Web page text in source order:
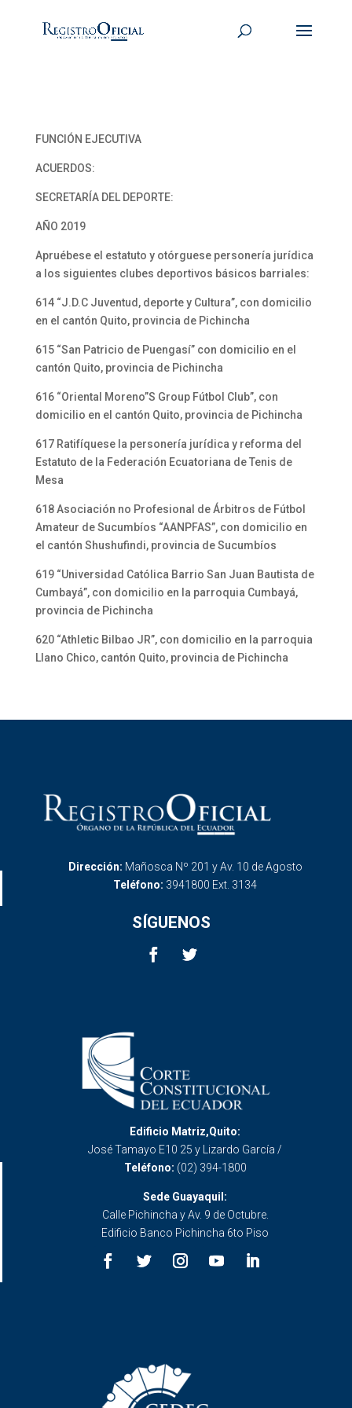
FUNCIÓN EJECUTIVA
ACUERDOS:
SECRETARÍA DEL DEPORTE:
AÑO 2019
Apruébese el estatuto y otórguese personería jurídica
a los siguientes clubes deportivos básicos barriales:
614 “J.D.C Juventud, deporte y Cultura”, con domicilio
en el cantón Quito, provincia de Pichincha
615 “San Patricio de Puengasí” con domicilio en el
cantón Quito, provincia de Pichincha
616 “Oriental Moreno”S Group Fútbol Club”, con
domicilio en el cantón Quito, provincia de Pichincha
617 Ratifíquese la personería jurídica y reforma del
Estatuto de la Federación Ecuatoriana de Tenis de
Mesa
618 Asociación no Profesional de Árbitros de Fútbol
Amateur de Sucumbíos “AANPFAS”, con domicilio en
el cantón Shushufindi, provincia de Sucumbíos
619 “Universidad Católica Barrio San Juan Bautista de
Cumbayá”, con domicilio en la parroquia Cumbayá,
provincia de Pichincha
620 “Athletic Bilbao JR”, con domicilio en la parroquia
Llano Chico, cantón Quito, provincia de Pichincha
Dirección: Mañosca Nº 201 y Av. 10 de Agosto
Teléfono: 3941800 Ext. 3134
SÍGUENOS
Edificio Matriz,Quito:
José Tamayo E10 25 y Lizardo García /
Teléfono: (02) 394-1800
Sede Guayaquil:
Calle Pichincha y Av. 9 de Octubre.
Edificio Banco Pichincha 6to Piso